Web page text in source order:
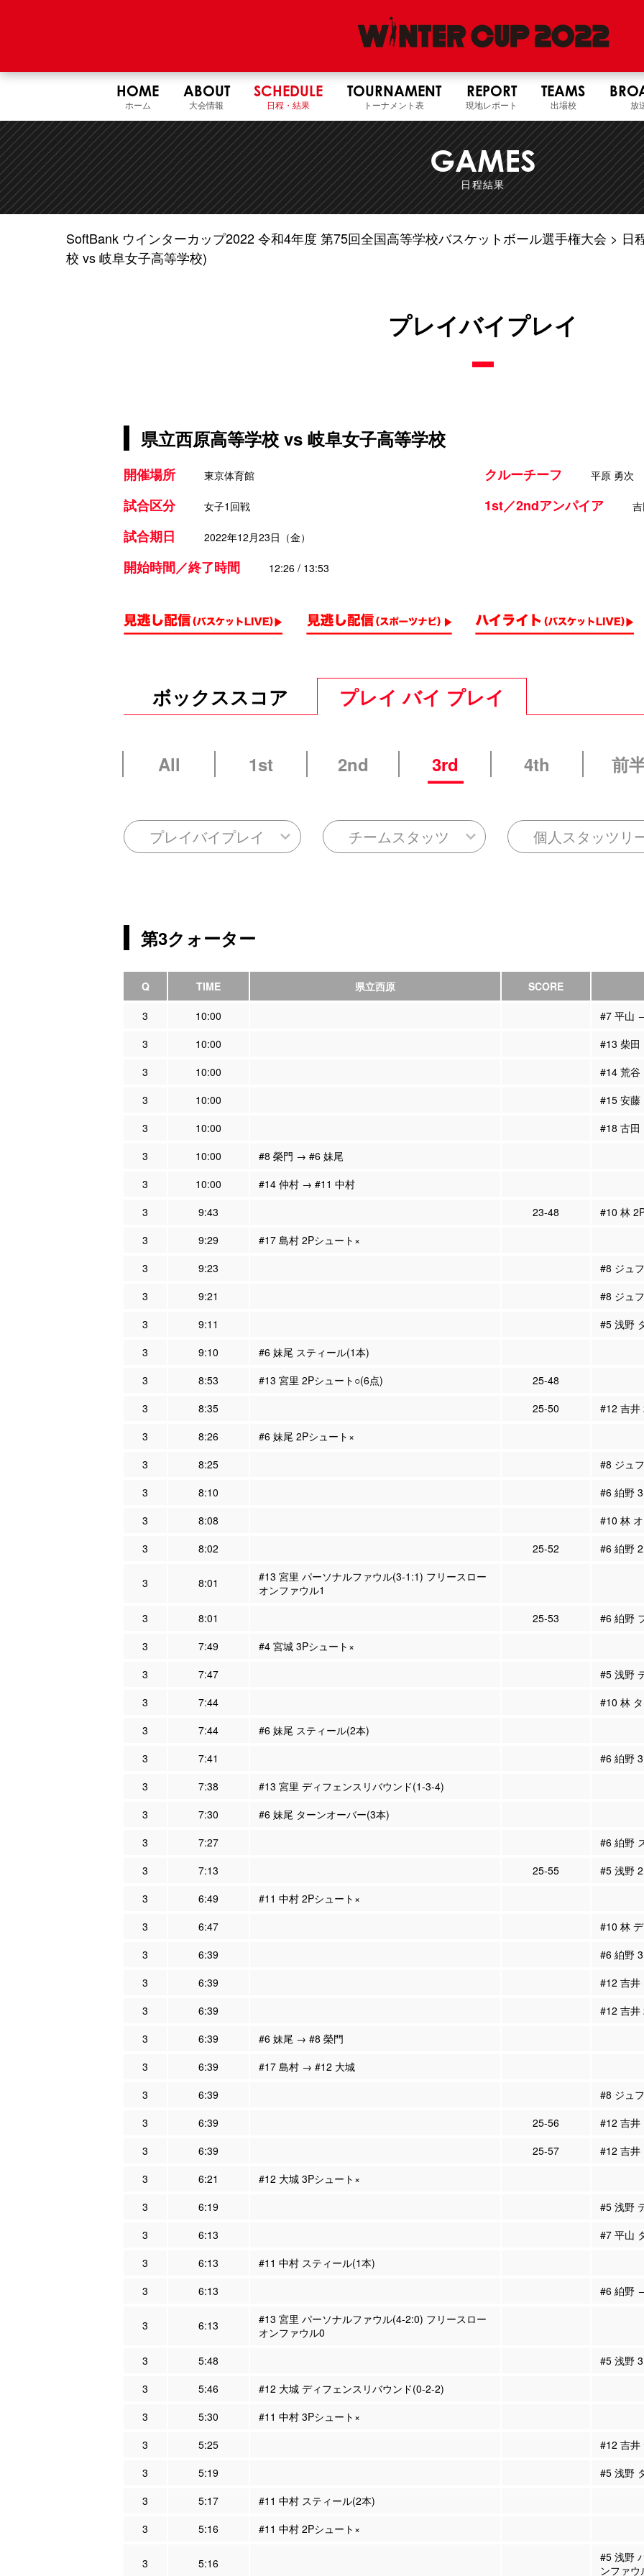
HOME
ホーム
ABOUT
大会情報
SCHEDULE
日程・結果
TOURNAMENT
トーナメント表
REPORT
現地レポート
TEAMS
出場校 放
GAMES
日程結果
SoftBank ウインターカップ2022 令和4年度 第75回全国高等学校バスケットボール選手権大会 日
校 vs 岐阜女子高等学校)
プレイバイプレイ
県立西原高等学校 vs 岐阜女子高等学校
開催場所 東京体育館
試合区分 女子1回戦
試合期日 2022年12月23日（金）
開始時間／終了時間 12:26 / 13:53
クルーチーフ 平原 勇次
1st／2ndアンパイア
ボックススコア プレイ バイ プレイ
All 1st 2nd 3rd 4th 前
プレイバイプレイ チームスタッツ 個人スタッツリ
第3クォーター
Q TIME 県立西原 SCORE
3 10:00
#7 平山
3
10:00
#13 柴
3
10:00
#14 荒
3
10:00
#15 安
3
10:00
#18 古
3
10:00
#8 榮門 → #6 妹尾
3
10:00
#14 仲村 → #11 中村
3
9:43 23-48
#10 林
3
9:29
#17 島村 2Pシュート×
3
9:23
#8 ジュ
3
9:21
#8 ジュ
3
9:11
#5 浅野
3
9:10
#6 妹尾 スティール(1本)
3
8:53 #13 宮里 2Pシュート○(6点)
25-48
3
8:35 25-50
#12 吉井
3
8:26
#6 妹尾 2Pシュート×
3
8:25
#8 ジュ
3
8:10
#6 絈野
3
8:08
#10 林
3
8:02 25-52 #6 絈野
3 8:01
#13 宮里 パーソナルファウル(3-1:1) フリースロー
オンファウル1
3
8:01 25-53
#6 絈野
3
7:49
#4 宮城 3Pシュート×
3
7:47
#5 浅野
3
7:44
#10 林
3
7:44
#6 妹尾 スティール(2本)
3
7:41
#6 絈野
3
7:38
#13 宮里 ディフェンスリバウンド(1-3-4)
3
7:30
#6 妹尾 ターンオーバー(3本)
3
7:27
#6 絈野
3
7:13 25-55
#5 浅野
3
6:49
#11 中村 2Pシュート×
3
6:47
#10 林
3
6:39
#6 絈野
3
6:39
#12 吉井
3
6:39
#12 吉井
3
6:39
#6 妹尾 → #8 榮門
3
6:39
#17 島村 → #12 大城
3
6:39
#8 ジュ
3
6:39 25-56
#12 吉井
3
6:39 25-57
#12 吉井
3
6:21
#12 大城 3Pシュート×
3
6:19
#5 浅野
3
6:13
#7 平山
3
6:13
#11 中村 スティール(1本)
3
6:13 #6 絈野
3 6:13
#13 宮里 パーソナルファウル(4-2:0) フリースロー
オンファウル0
3
5:48
#5 浅野
3
5:46
#12 大城 ディフェンスリバウンド(0-2-2)
3
5:30
#11 中村 3Pシュート×
3
5:25
#12 吉井
3
5:19
#5 浅野
3
5:17
#11 中村 スティール(2本)
3
5:16 #11 中村 2Pシュート×
3 5:16
#5 浅野
ンファウ